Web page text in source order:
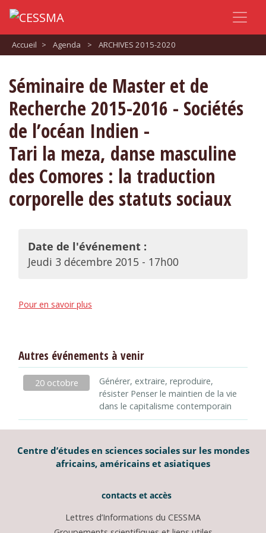
Accueil > Agenda > ARCHIVES 2015-2020
Séminaire de Master et de
Recherche 2015-2016 - Sociétés
de l’océan Indien -
Tari la meza, danse masculine
des Comores : la traduction
corporelle des statuts sociaux
Date de l'événement :
Jeudi 3 décembre 2015 - 17h00
Pour en savoir plus
Autres événements à venir
20 octobre
Générer, extraire, reproduire,
résister Penser le maintien de la vie
dans le capitalisme contemporain
Centre d’études en sciences sociales sur les mondes
africains, américains et asiatiques
contacts et accès
Lettres d’Informations du CESSMA